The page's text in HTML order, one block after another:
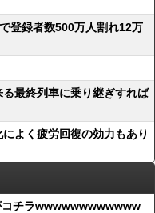
登録者数500万人割れ12万
最終列車に乗り継ぎすれば
よく疲労回復の効力もあり
コチラwwwwwwwwwwww